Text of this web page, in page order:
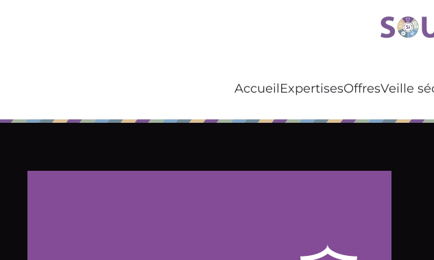
­AccueilExpertisesOffresVeille